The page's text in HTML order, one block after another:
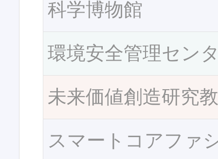
科学博物館
環境安全管理セン
未来価値創造研究
スマートコアファ